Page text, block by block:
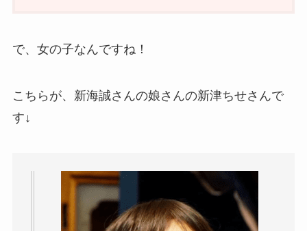
で、女の子なんですね！
こちらが、新海誠さんの娘さんの新津ちせさんで
す↓